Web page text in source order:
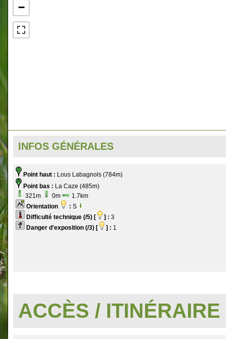
−
INFOS GÉNÉRALES
Point haut : Lous Labagnols (784m)
Point bas : La Caze (485m)
321m
0m
1.7km
Orientation
: S
Difficulté technique (/5) [
] : 3
Danger d'exposition (/3) [
] : 1
ACCÈS / ITINÉRAIRE